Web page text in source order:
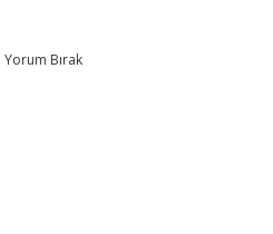
Yorum Bırak